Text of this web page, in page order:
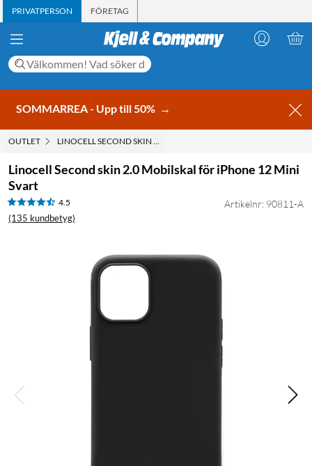
PRIVATPERSON FÖRETAG
SOMMARREA - Upp till 50% →
OUTLET LINOCELL SECOND SKIN 2.0 MOBILSKAL FÖR IPHONE 12 MINI
Linocell Second skin 2.0 Mobilskal för iPhone 12 Mini
Svart
4.5
(135 kundbetyg)
Artikelnr: 90811-A